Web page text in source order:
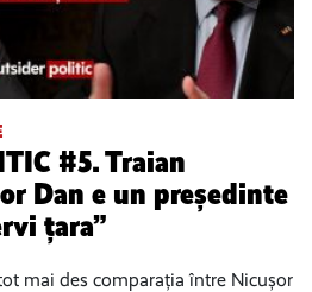
#5. Traian
Dan e un președinte
țara”
mai des comparația între Nicușor